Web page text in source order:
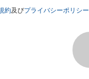
約及びプライバシーポリシー